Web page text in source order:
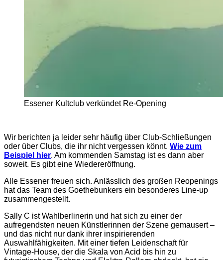
Essener Kultclub verkündet Re-Opening
Wir berichten ja leider sehr häufig über Club-Schließungen
oder über Clubs, die ihr nicht vergessen könnt. Wie zum
Beispiel hier. Am kommenden Samstag ist es dann aber
soweit. Es gibt eine Wiedereröffnung.
Alle Essener freuen sich. Anlässlich des großen Reopenings
hat das Team des Goethebunkers ein besonderes Line-up
zusammengestellt.
Sally C ist Wahlberlinerin und hat sich zu einer der
aufregendsten neuen Künstlerinnen der Szene gemausert –
und das nicht nur dank ihrer inspirierenden
Auswahlfähigkeiten. Mit einer tiefen Leidenschaft für
Vintage-House, der die Skala von Acid bis hin zu